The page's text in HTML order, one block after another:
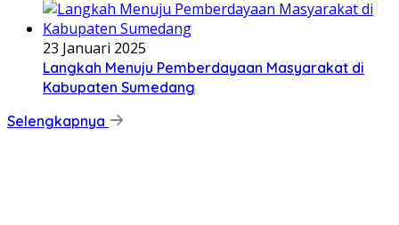
23 Januari 2025
Langkah Menuju Pemberdayaan Masyarakat di
Kabupaten Sumedang
Selengkapnya